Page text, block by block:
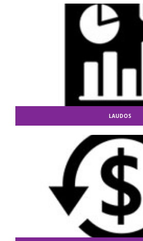
LAUDOS